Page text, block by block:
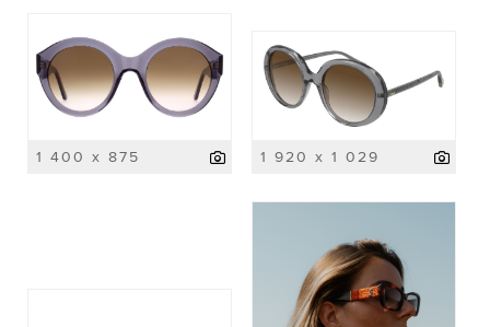
1 400 x 875 1 920 x 1 029